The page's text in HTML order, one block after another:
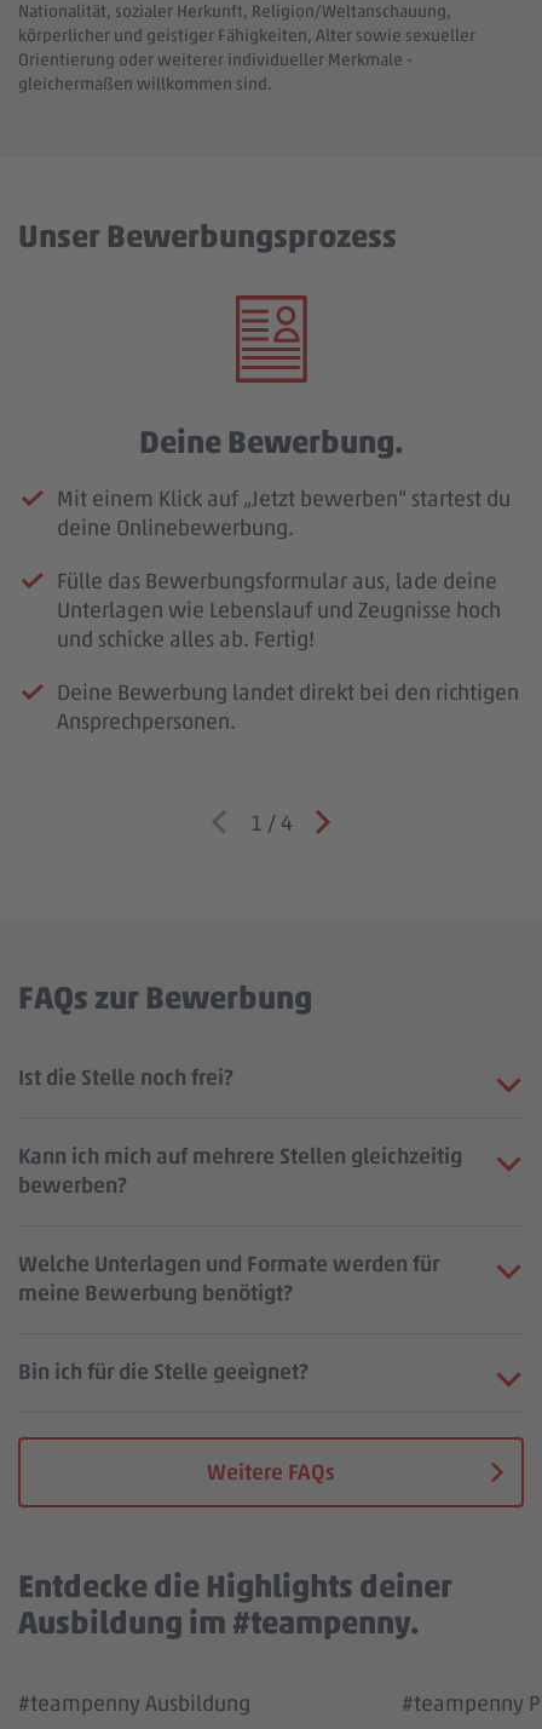
Nationalität, sozialer Herkunft, Religion/Weltanschauung,
körperlicher und geistiger Fähigkeiten, Alter sowie sexueller
Orientierung oder weiterer individueller Merkmale -
gleichermaßen willkommen sind.
Unser Bewerbungsprozess
Deine Bewerbung.
Mit einem Klick auf „Jetzt bewerben“ startest du
deine Onlinebewerbung.
Fülle das Bewerbungsformular aus, lade deine
Unterlagen wie Lebenslauf und Zeugnisse hoch
und schicke alles ab. Fertig!
Deine Bewerbung landet direkt bei den richtigen
Ansprechpersonen.
1 / 4
FAQs zur Bewerbung
Ist die Stelle noch frei?
Kann ich mich auf mehrere Stellen gleichzeitig
bewerben?
Welche Unterlagen und Formate werden für
meine Bewerbung benötigt?
Bin ich für die Stelle geeignet?
Weitere FAQs
Entdecke die Highlights deiner
Ausbildung im #teampenny.
Wir benötigen deine Zustimmung, um den
YouTube Video Service zu laden!
#teampenny Ausbildung
Wir
YouTube
#teampenny